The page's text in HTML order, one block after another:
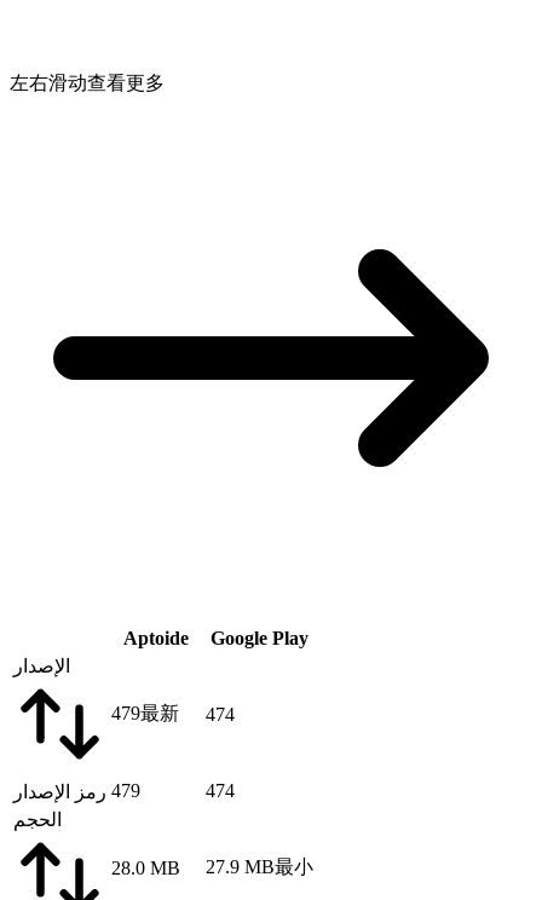
左右滑动查看更多
Aptoide
Google Play
الإصدار
479最新 474
رمز الإصدار 479
474
الحجم
28.0 MB 27.9 MB最小